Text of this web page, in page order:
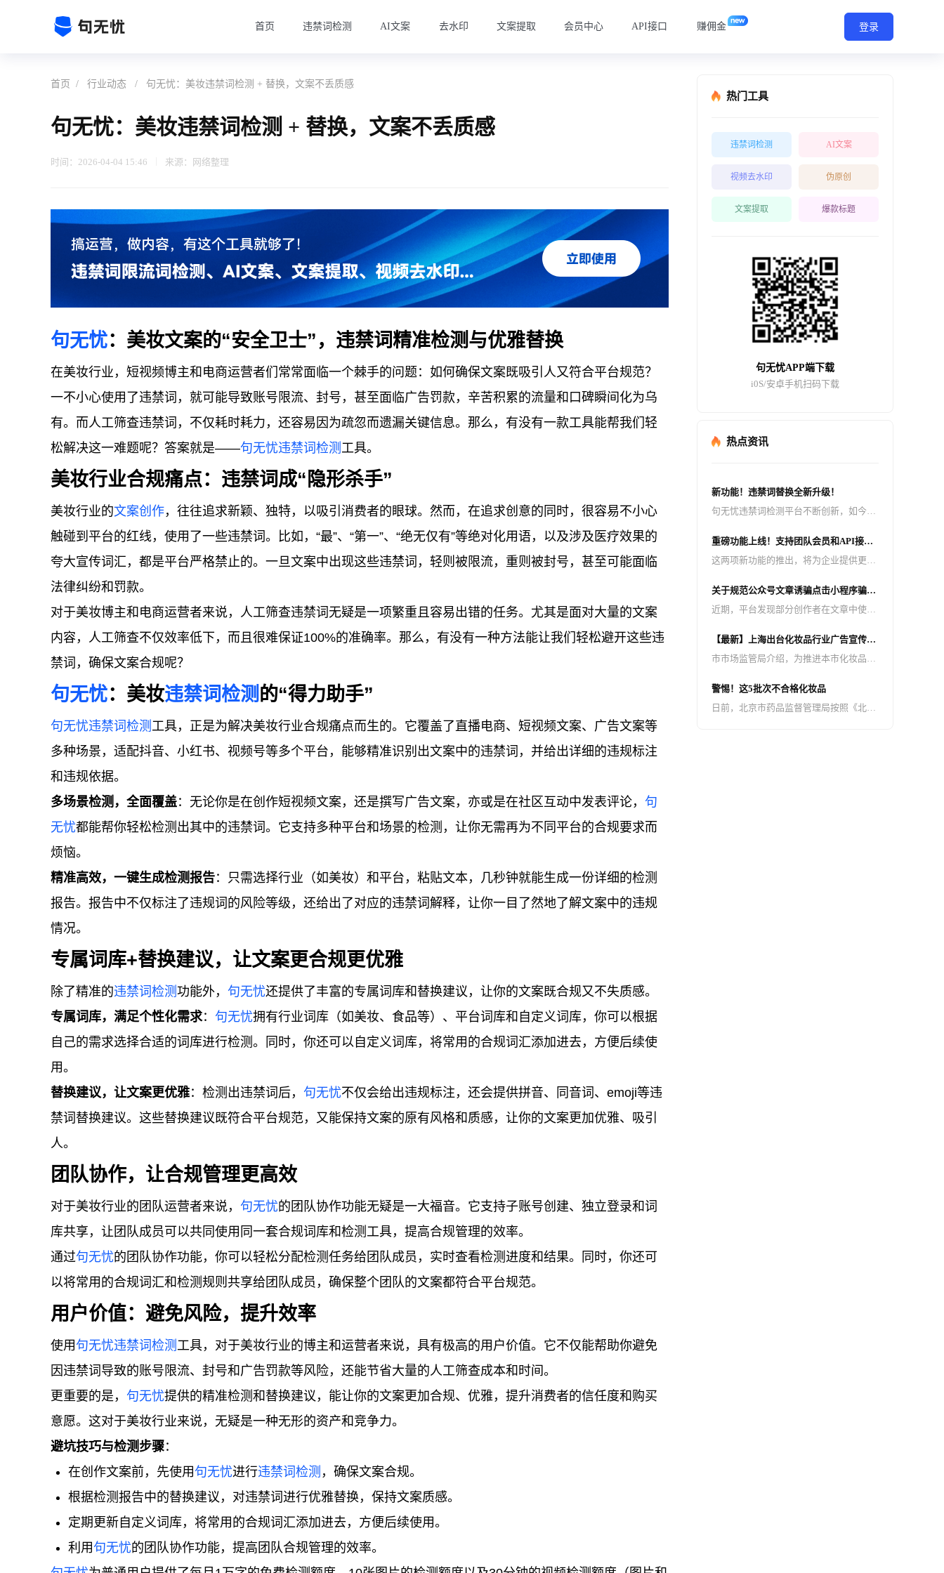
首页 违禁词检测 AI文案 去水印 文案提取 会员中心 API接口 赚佣金 登录
首页 / 行业动态 / 句无忧：美妆违禁词检测 + 替换，文案不丢质感
句无忧：美妆违禁词检测 + 替换，文案不丢质感
时间：2026-04-04 15:46 来源：网络整理
句无忧：美妆文案的“安全卫士”，违禁词精准检测与优雅替换
在美妆行业，短视频博主和电商运营者们常常面临一个棘手的问题：如何确保文案既吸引人又符合平台规范？
一不小心使用了违禁词，就可能导致账号限流、封号，甚至面临广告罚款，辛苦积累的流量和口碑瞬间化为乌
有。而人工筛查违禁词，不仅耗时耗力，还容易因为疏忽而遗漏关键信息。那么，有没有一款工具能帮我们轻
松解决这一难题呢？答案就是——句无忧违禁词检测 工具。
美妆行业合规痛点：违禁词成“隐形杀手”
美妆行业的文案创作，往往追求新颖、独特，以吸引消费者的眼球。然而，在追求创意的同时，很容易不小心
触碰到平台的红线，使用了一些违禁词。比如，“最”、“第一”、“绝无仅有”等绝对化用语，以及涉及医疗效果的
夸大宣传词汇，都是平台严格禁止的。一旦文案中出现这些违禁词，轻则被限流，重则被封号，甚至可能面临
法律纠纷和罚款。
对于美妆博主和电商运营者来说，人工筛查违禁词无疑是一项繁重且容易出错的任务。尤其是面对大量的文案
内容，人工筛查不仅效率低下，而且很难保证100%的准确率。那么，有没有一种方法能让我们轻松避开这些违
禁词，确保文案合规呢？
句无忧：美妆违禁词检测 的“得力助手”
句无忧违禁词检测 工具，正是为解决美妆行业合规痛点而生的。它覆盖了直播电商、短视频文案、广告文案等
多种场景，适配抖音、小红书、视频号等多个平台，能够精准识别出文案中的违禁词，并给出详细的违规标注
和违规依据。
多场景检测，全面覆盖：无论你是在创作短视频文案，还是撰写广告文案，亦或是在社区互动中发表评论， 句
无忧都能帮你轻松检测出其中的违禁词。它支持多种平台和场景的检测，让你无需再为不同平台的合规要求而
烦恼。
精准高效，一键生成检测报告：只需选择行业（如美妆）和平台，粘贴文本，几秒钟就能生成一份详细的检测
报告。报告中不仅标注了违规词的风险等级，还给出了对应的违禁词解释，让你一目了然地了解文案中的违规
情况。
专属词库+替换建议，让文案更合规更优雅
除了精准的违禁词检测功能外， 句无忧还提供了丰富的专属词库和替换建议，让你的文案既合规又不失质感。
专属词库，满足个性化需求： 句无忧拥有行业词库（如美妆、食品等）、平台词库和自定义词库，你可以根据
自己的需求选择合适的词库进行检测。同时，你还可以自定义词库，将常用的合规词汇添加进去，方便后续使
用。
替换建议，让文案更优雅：检测出违禁词后， 句无忧不仅会给出违规标注，还会提供拼音、同音词、emoji等违
禁词替换建议。这些替换建议既符合平台规范，又能保持文案的原有风格和质感，让你的文案更加优雅、吸引
人。
团队协作，让合规管理更高效
对于美妆行业的团队运营者来说， 句无忧的团队协作功能无疑是一大福音。它支持子账号创建、独立登录和词
库共享，让团队成员可以共同使用同一套合规词库和检测工具，提高合规管理的效率。
通过句无忧的团队协作功能，你可以轻松分配检测任务给团队成员，实时查看检测进度和结果。同时，你还可
以将常用的合规词汇和检测规则共享给团队成员，确保整个团队的文案都符合平台规范。
用户价值：避免风险，提升效率
使用句无忧违禁词检测 工具，对于美妆行业的博主和运营者来说，具有极高的用户价值。它不仅能帮助你避免
因违禁词导致的账号限流、封号和广告罚款等风险，还能节省大量的人工筛查成本和时间。
更重要的是， 句无忧提供的精准检测和替换建议，能让你的文案更加合规、优雅，提升消费者的信任度和购买
意愿。这对于美妆行业来说，无疑是一种无形的资产和竞争力。
避坑技巧与检测步骤：
在创作文案前，先使用句无忧进行违禁词检测 ，确保文案合规。
根据检测报告中的替换建议，对违禁词进行优雅替换，保持文案质感。
定期更新自定义词库，将常用的合规词汇添加进去，方便后续使用。
利用句无忧的团队协作功能，提高团队合规管理的效率。
热门工具
违禁词检测 AI文案
视频去水印 伪原创
文案提取 爆款标题
句无忧APP端下载
i0S/安卓手机扫码下载
热点资讯
新功能！违禁词替换全新升级！
句无忧违禁词检测平台不断创新，如今迎
以一键替换成拼音、同音词、emoji 表
情、火星文、* 号等多种形式！
重磅功能上线！支持团队会员和API接
口，助力企业高效管理与智能检测！
这两项新功能的推出，将为企业提供更加
轻松应对内容合规挑战。
关于规范公众号文章诱骗点击小程序骗取
广告收益行为的公告
近期，平台发现部分创作者在文章中使用
义或不完整的内容，并插入诱导性小程序
卡片、图片、文字链接，引导用户点击跳
转至无关或无效页面进行广告诱骗点击。
这种违规导流行为损害用户的阅读体验，
【最新】上海出台化妆品行业广告宣传合
规指引
市市场监管局介绍，为推进本市化妆品产
建设的作用，日前，上海市市场监管局、
上海市药品监管局根据《广告法》《化妆
警惕！这5批次不合格化妆品
日前，北京市药品监督管理局按照《北京